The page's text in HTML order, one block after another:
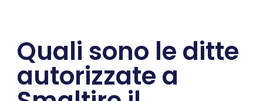
Quali sono le ditte
autorizzate a